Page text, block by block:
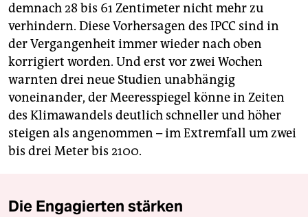
demnach 28 bis 61 Zentimeter nicht mehr zu
verhindern. Diese Vorhersagen des IPCC sind in
der Vergangenheit immer wieder nach oben
korrigiert worden. Und erst vor zwei Wochen
warnten drei neue Studien unabhängig
voneinander, der Meeresspiegel könne in Zeiten
des Klimawandels deutlich schneller und höher
steigen als angenommen – im Extremfall um zwei
bis drei Meter bis 2100.
Die Engagierten stärken